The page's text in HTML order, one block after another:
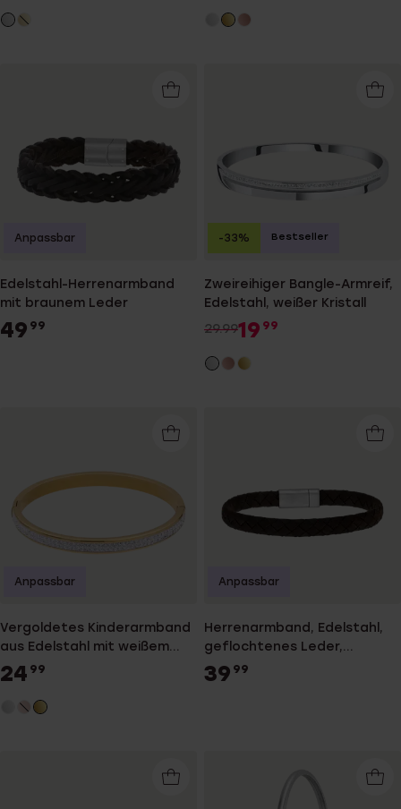
Edelstahl-Herrenarmband
mit braunem Leder
49 99
Anpassbar
Zweireihiger Bangle-Armreif,
Edelstahl, weißer Kristall
29.9919 99
-33% Bestseller
Vergoldetes Kinderarmband
aus Edelstahl mit weißem
Kristall
24 99
Anpassbar
Herrenarmband, Edelstahl,
geflochtenes Leder,
dunkelbraun
39 99
Anpassbar